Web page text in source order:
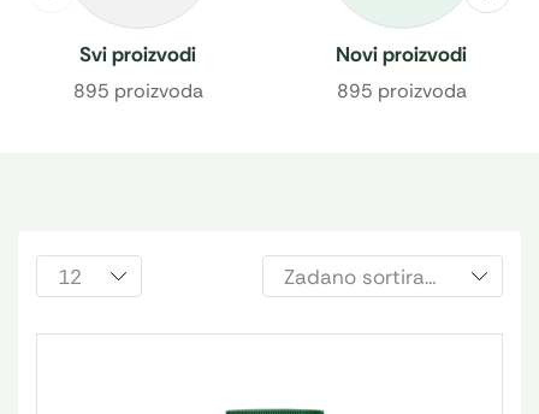
Svi proizvodi
895 proizvoda
Novi proizvodi
895 proizvoda